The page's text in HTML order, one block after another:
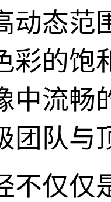
动态范
彩的饱
中流畅
团队与
不仅仅